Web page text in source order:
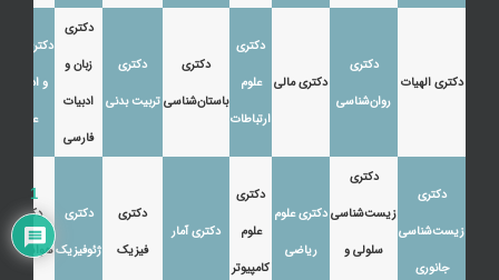
دکتری الهیات
دکتری
روان‌شناسی
دکتری مالی
دکتری
علوم
ارتباطات
دکتری
باستان‌شناسی
دکتری
تربیت بدنی
دکتری
زبان و
ادبیات
فارسی
دکتری زبان
و ادبیات
عرب
دکتری
زیست‌شناسی
جانوری
دکتری
زیست‌شناسی
سلولی و
دکتری علوم
ریاضی
دکتری
علوم
کامپیوتر
دکتری آمار
دکتری
فیزیک
دکتری
ژئوفیزیک
دکتری
هواشناسی
1